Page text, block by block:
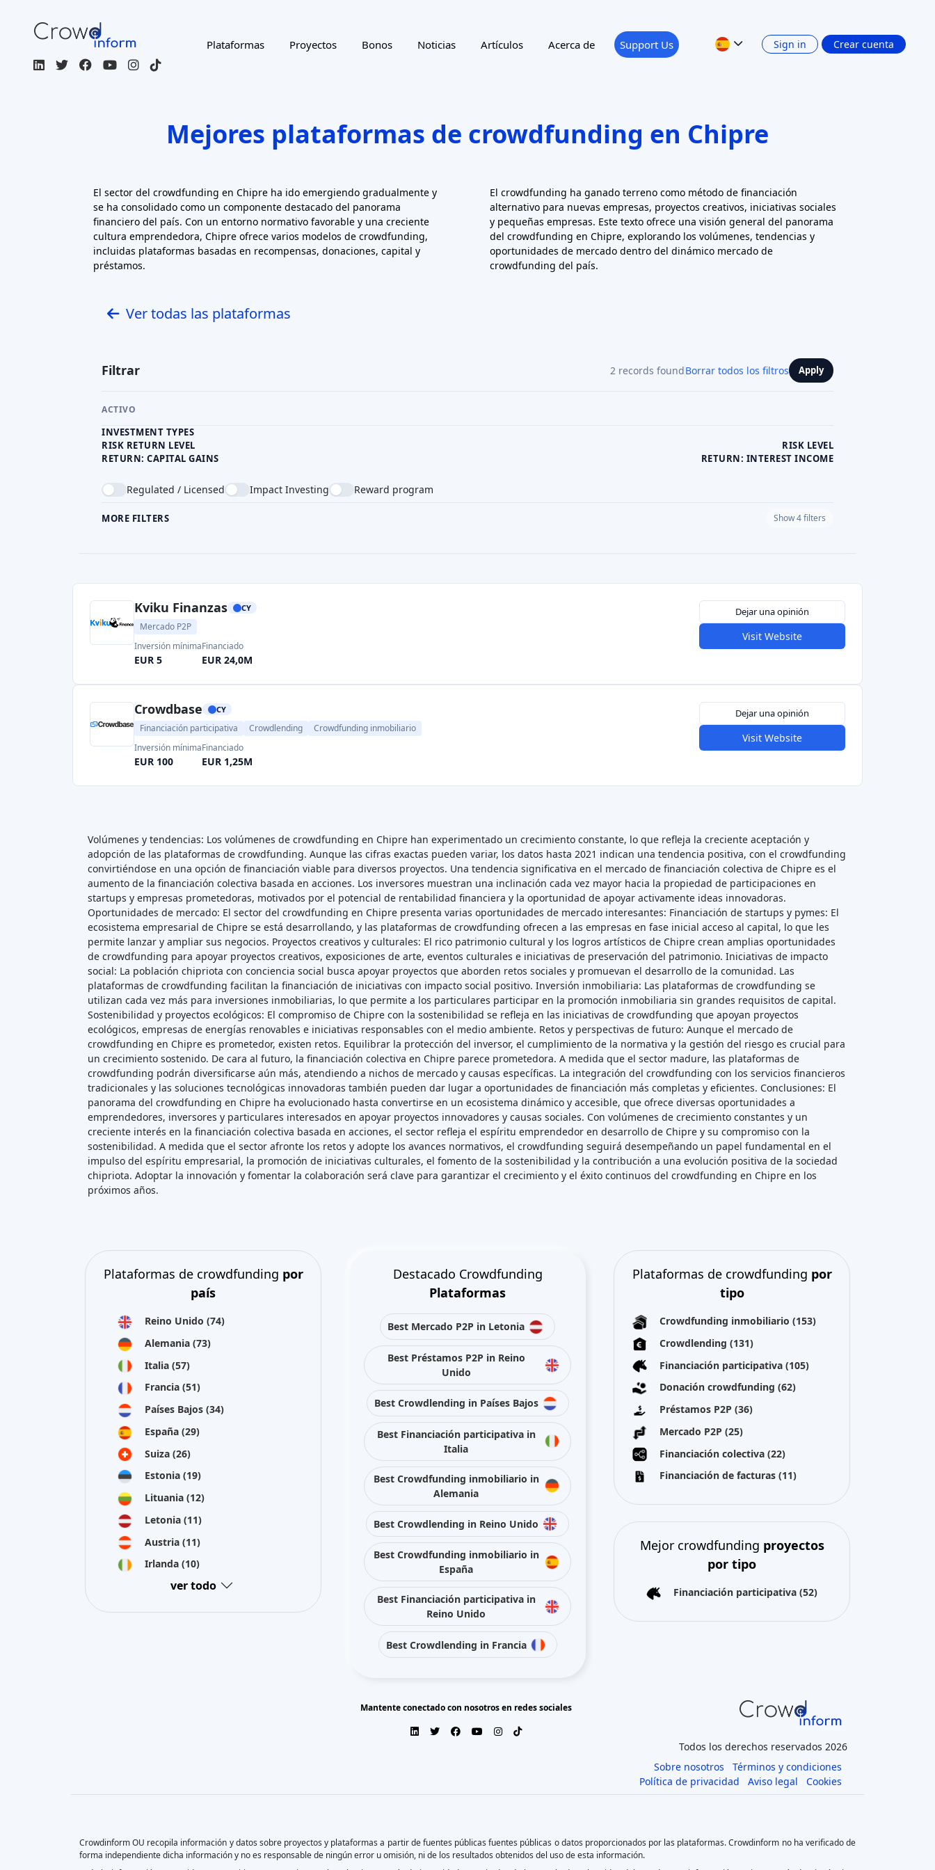
Plataformas Proyectos Bonos Noticias Artículos Acerca de Support Us Sign in Crear cuenta
Mejores plataformas de crowdfunding en Chipre
El sector del crowdfunding en Chipre ha ido emergiendo gradualmente y
se ha consolidado como un componente destacado del panorama
financiero del país. Con un entorno normativo favorable y una creciente
cultura emprendedora, Chipre ofrece varios modelos de crowdfunding,
incluidas plataformas basadas en recompensas, donaciones, capital y
préstamos.
El crowdfunding ha ganado terreno como método de financiación
alternativo para nuevas empresas, proyectos creativos, iniciativas sociales
y pequeñas empresas. Este texto ofrece una visión general del panorama
del crowdfunding en Chipre, explorando los volúmenes, tendencias y
oportunidades de mercado dentro del dinámico mercado de
crowdfunding del país.
Ver todas las plataformas
Filtrar 2 records foundBorrar todos los filtros Apply
ACTIVO
INVESTMENT TYPES
RISK RETURN LEVEL
RISK LEVEL
RETURN: CAPITAL GAINS
RETURN: INTEREST INCOME
Regulated / Licensed Impact Investing Reward program
MORE FILTERS Show 4 filters
Kviku Finanzas CY
Mercado P2P
Inversión mínima
EUR 5
Financiado
EUR 24,0M
Dejar una opinión
Visit Website
Crowdbase CY
Financiación participativa Crowdlending
Crowdfunding inmobiliario
Inversión mínima
EUR 100
Financiado
EUR 1,25M
Dejar una opinión
Visit Website
Volúmenes y tendencias: Los volúmenes de crowdfunding en Chipre han experimentado un crecimiento constante, lo que refleja la creciente aceptación y
adopción de las plataformas de crowdfunding. Aunque las cifras exactas pueden variar, los datos hasta 2021 indican una tendencia positiva, con el crowdfunding
convirtiéndose en una opción de financiación viable para diversos proyectos. Una tendencia significativa en el mercado de financiación colectiva de Chipre es el
aumento de la financiación colectiva basada en acciones. Los inversores muestran una inclinación cada vez mayor hacia la propiedad de participaciones en
startups y empresas prometedoras, motivados por el potencial de rentabilidad financiera y la oportunidad de apoyar activamente ideas innovadoras.
Oportunidades de mercado: El sector del crowdfunding en Chipre presenta varias oportunidades de mercado interesantes: Financiación de startups y pymes: El
ecosistema empresarial de Chipre se está desarrollando, y las plataformas de crowdfunding ofrecen a las empresas en fase inicial acceso al capital, lo que les
permite lanzar y ampliar sus negocios. Proyectos creativos y culturales: El rico patrimonio cultural y los logros artísticos de Chipre crean amplias oportunidades
de crowdfunding para apoyar proyectos creativos, exposiciones de arte, eventos culturales e iniciativas de preservación del patrimonio. Iniciativas de impacto
social: La población chipriota con conciencia social busca apoyar proyectos que aborden retos sociales y promuevan el desarrollo de la comunidad. Las
plataformas de crowdfunding facilitan la financiación de iniciativas con impacto social positivo. Inversión inmobiliaria: Las plataformas de crowdfunding se
utilizan cada vez más para inversiones inmobiliarias, lo que permite a los particulares participar en la promoción inmobiliaria sin grandes requisitos de capital.
Sostenibilidad y proyectos ecológicos: El compromiso de Chipre con la sostenibilidad se refleja en las iniciativas de crowdfunding que apoyan proyectos
ecológicos, empresas de energías renovables e iniciativas responsables con el medio ambiente. Retos y perspectivas de futuro: Aunque el mercado de
crowdfunding en Chipre es prometedor, existen retos. Equilibrar la protección del inversor, el cumplimiento de la normativa y la gestión del riesgo es crucial para
un crecimiento sostenido. De cara al futuro, la financiación colectiva en Chipre parece prometedora. A medida que el sector madure, las plataformas de
crowdfunding podrán diversificarse aún más, atendiendo a nichos de mercado y causas específicas. La integración del crowdfunding con los servicios financieros
tradicionales y las soluciones tecnológicas innovadoras también pueden dar lugar a oportunidades de financiación más completas y eficientes. Conclusiones: El
panorama del crowdfunding en Chipre ha evolucionado hasta convertirse en un ecosistema dinámico y accesible, que ofrece diversas oportunidades a
emprendedores, inversores y particulares interesados en apoyar proyectos innovadores y causas sociales. Con volúmenes de crecimiento constantes y un
creciente interés en la financiación colectiva basada en acciones, el sector refleja el espíritu emprendedor en desarrollo de Chipre y su compromiso con la
sostenibilidad. A medida que el sector afronte los retos y adopte los avances normativos, el crowdfunding seguirá desempeñando un papel fundamental en el
impulso del espíritu empresarial, la promoción de iniciativas culturales, el fomento de la sostenibilidad y la contribución a una evolución positiva de la sociedad
chipriota. Adoptar la innovación y fomentar la colaboración será clave para garantizar el crecimiento y el éxito continuos del crowdfunding en Chipre en los
próximos años.
Plataformas de crowdfunding por
país
Reino Unido (74)
Alemania (73)
Italia (57)
Francia (51)
Países Bajos (34)
España (29)
Suiza (26)
Estonia (19)
Lituania (12)
Letonia (11)
Austria (11)
Irlanda (10)
ver todo
Destacado Crowdfunding
Plataformas
Best Mercado P2P in Letonia
Best Préstamos P2P in Reino
Unido
Best Crowdlending in Países Bajos
Best Financiación participativa in
Italia
Best Crowdfunding inmobiliario in
Alemania
Best Crowdlending in Reino Unido
Best Crowdfunding inmobiliario in
España
Best Financiación participativa in
Reino Unido
Best Crowdlending in Francia
Plataformas de crowdfunding por
tipo
Crowdfunding inmobiliario (153)
Crowdlending (131)
Financiación participativa (105)
Donación crowdfunding (62)
Préstamos P2P (36)
Mercado P2P (25)
Financiación colectiva (22)
Financiación de facturas (11)
Mejor crowdfunding proyectos
por tipo
Financiación participativa (52)
Mantente conectado con nosotros en redes sociales
Todos los derechos reservados 2026
Sobre nosotros
Términos y condiciones
Política de privacidad
Aviso legal Cookies
Crowdinform OU recopila información y datos sobre proyectos y plataformas a partir de fuentes públicas fuentes públicas o datos proporcionados por las plataformas. Crowdinform no ha verificado de
forma independiente dicha información y no es responsable de ningún error u omisión, ni de los resultados obtenidos del uso de esta información.